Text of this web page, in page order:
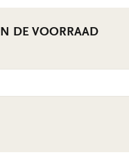
DE VOORRAAD